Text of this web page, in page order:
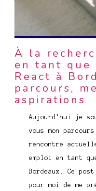
À la
en tant que
React à
parcours,
aspirations
Aujourd’hui je
vous mon
rencontre
emploi en tant
Bordeaux. Ce
pour moi de me